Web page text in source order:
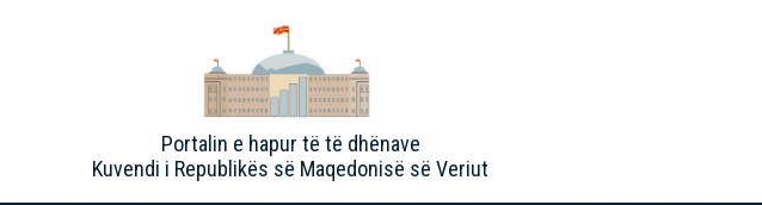
Portalin e hapur të të dhënave
Kuvendi i Republikës së Maqedonisë së Veriut